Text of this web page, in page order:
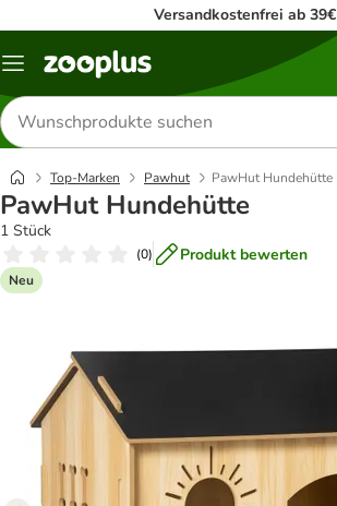
Versandkostenfrei ab 39€
Menü
Produkte
suchen
Top-Marken Pawhut PawHut Hundehütte
PawHut Hundehütte
1 Stück
(0) Produkt bewerten
Neu